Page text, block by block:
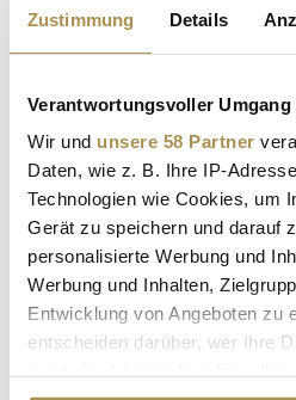
Zustimmung Details
Verantwortungsvoller Umgang
Wir und unsere 58 Partner
Daten, wie z. B. Ihre IP-
Technologien wie Cookies, um
Gerät zu speichern und darauf
personalisierte Werbung und
Werbung und Inhalten,
Entwicklung von Angeboten zu
entscheiden darüber, wer Ihre
VW: Chefdesigner Klaus
Sein Vorgänger Michael Mauer
seiner Funktion als Designchef
Konzern stellt die Ressorts
Sesselrücken bei Volkswagen:
markenübergreifenden Ressorts
Potsdam ist die
Deutschlands
NEWS | 28.11.2022